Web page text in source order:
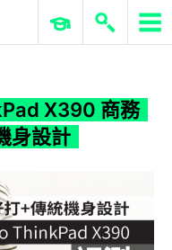
ERP 與商業 AI
X390 商務
身設計